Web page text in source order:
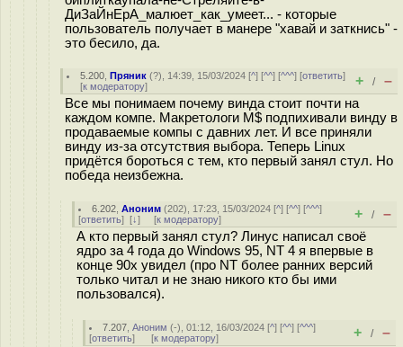
ДиЗаЙнЕрА_малюет_как_умеет... - которые
пользователь получает в манере "хавай и заткнись" -
это бесило, да.
5.200 ,Пряник (?), 14:39, 15/03/2024 [^] [^^] [^^^] [ответить]
[к модератору] + / –
Все мы понимаем почему винда стоит почти на
каждом компе. Макретологи M$ подпихивали винду в
продаваемые компы с давних лет. И все приняли
винду из-за отсутствия выбора. Теперь Linux
придётся бороться с тем, кто первый занял стул. Но
победа неизбежна.
6.202 ,Аноним (202), 17:23, 15/03/2024 [^] [^^] [^^^]
[ответить] [↓] [к модератору] + / –
А кто первый занял стул? Линус написал своё
ядро за 4 года до Windows 95, NT 4 я впервые в
конце 90х увидел (про NT более ранних версий
только читал и не знаю никого кто бы ими
пользовался).
7.207 ,Аноним (-), 01:12, 16/03/2024 [^] [^^] [^^^]
[ответить] [к модератору] + / –